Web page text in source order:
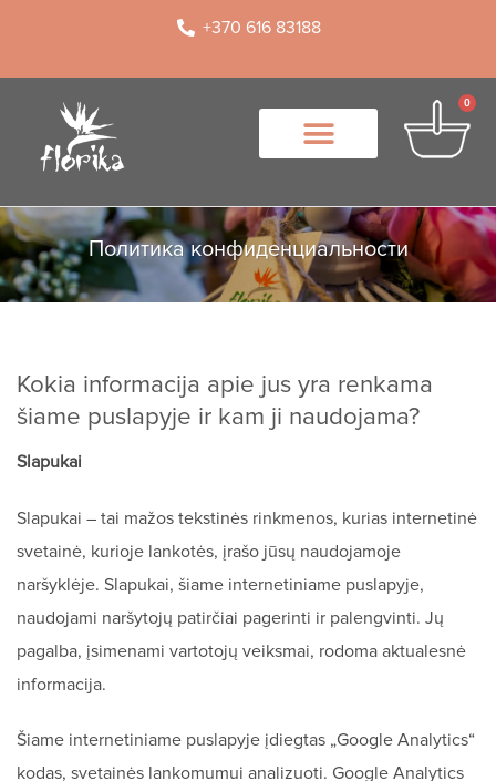
+370 616 83188
0
Политика конфиденциальности
Kokia informacija apie jus yra renkama
šiame puslapyje ir kam ji naudojama?
Slapukai
Slapukai – tai mažos tekstinės rinkmenos, kurias internetinė
svetainė, kurioje lankotės, įrašo jūsų naudojamoje
naršyklėje. Slapukai, šiame internetiniame puslapyje,
naudojami naršytojų patirčiai pagerinti ir palengvinti. Jų
pagalba, įsimenami vartotojų veiksmai, rodoma aktualesnė
informacija.
Šiame internetiniame puslapyje įdiegtas „Google Analytics“
kodas, svetainės lankomumui analizuoti. Google Analytics